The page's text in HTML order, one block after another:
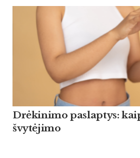
Drėkinimo paslaptys:
švytėjimo